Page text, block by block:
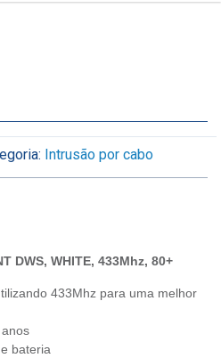
Intrusão por cabo
DWS, WHITE, 433Mhz, 80+
433Mhz para uma melhor
bateria